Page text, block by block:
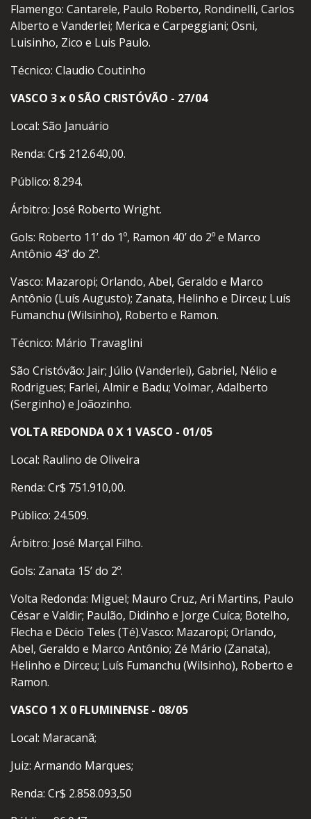
Flamengo: Cantarele, Paulo Roberto, Rondinelli, Carlos
Alberto e Vanderlei; Merica e Carpeggiani; Osni,
Luisinho, Zico e Luis Paulo.
Técnico: Claudio Coutinho
VASCO 3 x 0 SÃO CRISTÓVÃO - 27/04
Local: São Januário
Renda: Cr$ 212.640,00.
Público: 8.294.
Árbitro: José Roberto Wright.
Gols: Roberto 11’ do 1º, Ramon 40’ do 2º e Marco
Antônio 43’ do 2º.
Vasco: Mazaropi; Orlando, Abel, Geraldo e Marco
Antônio (Luís Augusto); Zanata, Helinho e Dirceu; Luís
Fumanchu (Wilsinho), Roberto e Ramon.
Técnico: Mário Travaglini
São Cristóvão: Jair; Júlio (Vanderlei), Gabriel, Nélio e
Rodrigues; Farlei, Almir e Badu; Volmar, Adalberto
(Serginho) e Joãozinho.
VOLTA REDONDA 0 X 1 VASCO - 01/05
Local: Raulino de Oliveira
Renda: Cr$ 751.910,00.
Público: 24.509.
Árbitro: José Marçal Filho.
Gols: Zanata 15’ do 2º.
Volta Redonda: Miguel; Mauro Cruz, Ari Martins, Paulo
César e Valdir; Paulão, Didinho e Jorge Cuíca; Botelho,
Flecha e Décio Teles (Té).Vasco: Mazaropi; Orlando,
Abel, Geraldo e Marco Antônio; Zé Mário (Zanata),
Helinho e Dirceu; Luís Fumanchu (Wilsinho), Roberto e
Ramon.
VASCO 1 X 0 FLUMINENSE - 08/05
Local: Maracanã;
Juiz: Armando Marques;
Renda: Cr$ 2.858.093,50